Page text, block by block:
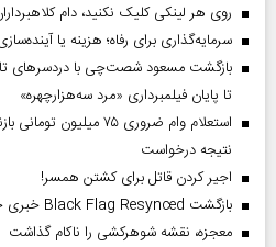
روی هر لینکی کلیک نکنید، دام
سرمایه‌گذاری برای رفاه؛ هزینه یا
بازگشت مسعود شصت‌چی با دردسر‌های
تا پایان فیلمبرداری «مرد سه‌هزارچهره»
استعلام وام ضروری ۷۵
نتیجه درخواست
اجیر کردن قاتل برای کشتن همسر!
بازگشت Black Flag Resynced خبری جذاب برای دوستداران بازی
معجزه، نقشه شوهرکشی را ناکام گذاشت